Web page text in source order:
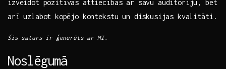
izveidot pozitīvas attiecības ar savu auditoriju, bet
arī uzlabot ⁢kopējo kontekstu un diskusijas kvalitāti.
Šis​ saturs ir ģenerēts ar MI.
Noslēgumā